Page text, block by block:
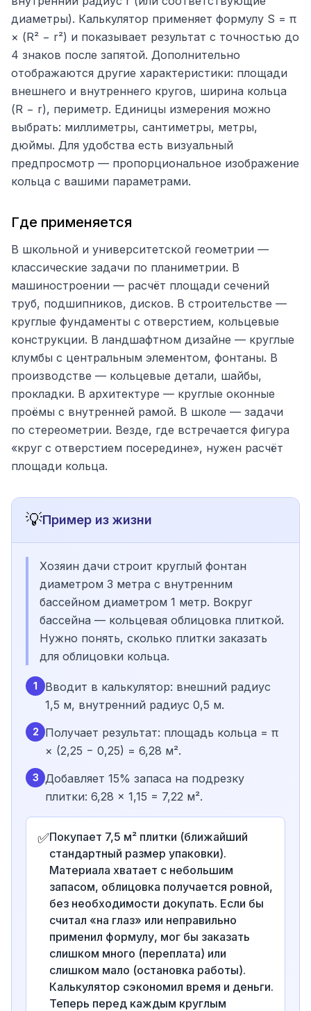
диаметры). Калькулятор применяет формулу S = π
× (R² − r²) и показывает результат с точностью до
4 знаков после запятой. Дополнительно
отображаются другие характеристики: площади
внешнего и внутреннего кругов, ширина кольца
(R − r), периметр. Единицы измерения можно
выбрать: миллиметры, сантиметры, метры,
дюймы. Для удобства есть визуальный
предпросмотр — пропорциональное изображение
кольца с вашими параметрами.
Где применяется
В школьной и университетской геометрии —
классические задачи по планиметрии. В
машиностроении — расчёт площади сечений
труб, подшипников, дисков. В строительстве —
круглые фундаменты с отверстием, кольцевые
конструкции. В ландшафтном дизайне — круглые
клумбы с центральным элементом, фонтаны. В
производстве — кольцевые детали, шайбы,
прокладки. В архитектуре — круглые оконные
проёмы с внутренней рамой. В школе — задачи
по стереометрии. Везде, где встречается фигура
«круг с отверстием посередине», нужен расчёт
площади кольца.
💡Пример из жизни
Хозяин дачи строит круглый фонтан
диаметром 3 метра с внутренним
бассейном диаметром 1 метр. Вокруг
бассейна — кольцевая облицовка плиткой.
Нужно понять, сколько плитки заказать
для облицовки кольца.
1
Вводит в калькулятор: внешний радиус
1,5 м, внутренний радиус 0,5 м.
2
Получает результат: площадь кольца = π
× (2,25 − 0,25) = 6,28 м².
3 Добавляет 15% запаса на подрезку
плитки: 6,28 × 1,15 = 7,22 м².
✅Покупает 7,5 м² плитки (ближайший
стандартный размер упаковки).
Материала хватает с небольшим
запасом, облицовка получается ровной,
без необходимости докупать. Если бы
считал «на глаз» или неправильно
применил формулу, мог бы заказать
слишком много (переплата) или
слишком мало (остановка работы).
Калькулятор сэкономил время и деньги.
Теперь перед каждым круглым